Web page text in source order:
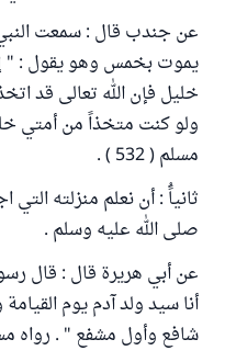
عن جندب قال : سمعت
يموت بخمس وهو يقول : "
خليل فإن الله تعالى قد
ولو كنت متخذاً من أمتي
مسلم ( 532 ) .
ثانياًُ : أن نعلم منزلته التي
صلى الله عليه وسلم .
عن أبي هريرة قال : قال
أنا سيد ولد آدم يوم
شافع وأول مشفع " . رواه مسلم (